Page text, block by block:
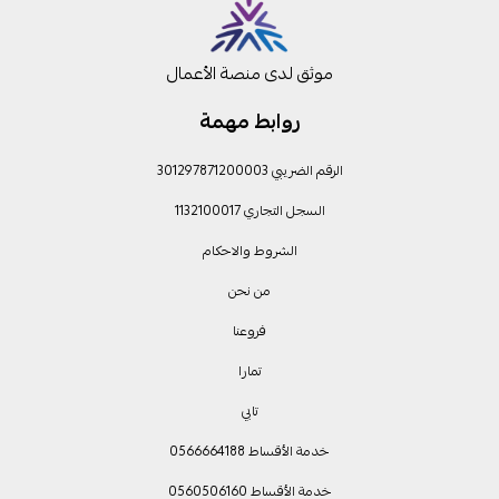
روابط مهمة
الرقم الضريبي 301297871200003
السجل التجاري 1132100017
الشروط والاحكام
من نحن
فروعنا
تمارا
تابي
خدمة الأقساط 0566664188
خدمة الأقساط 0560506160
موثق لدى منصة الأعمال